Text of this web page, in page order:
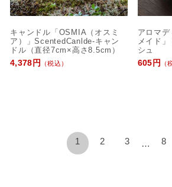
キャンドル「OSMIA（オスミ
ア）」ScentedCanlde-キャン
ドル（直径7cm×高さ8.5cm）
4,378円
（税込）
アロマ
メイド
シュ
605円
（
1 2 3 …
8